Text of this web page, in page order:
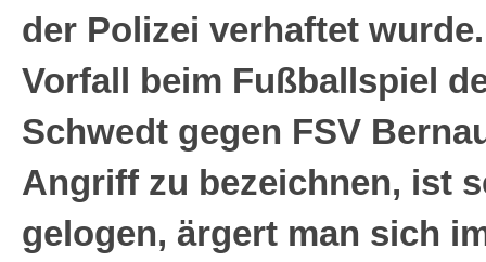
der Polizei verhaftet
Vorfall beim Fußballspiel
Schwedt gegen FSV
Angriff zu bezeichnen, ist
gelogen, ärgert man sich